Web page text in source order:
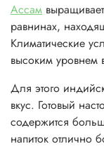
Ассам
равнинах,
Климатические
высоким уровнем
Для этого
вкус. Готовый
содержится
напиток отлично